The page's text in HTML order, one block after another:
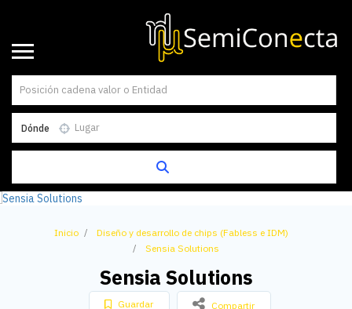
Dónde
Inicio
Diseño y desarrollo de chips (Fabless e IDM)
Sensia Solutions
Sensia Solutions
Guardar Compartir